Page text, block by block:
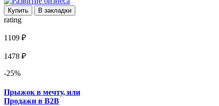
Купить В закладки
rating
1109 ₽
1478 ₽
-25%
Прыжок в мечту, или
Продажи в B2B